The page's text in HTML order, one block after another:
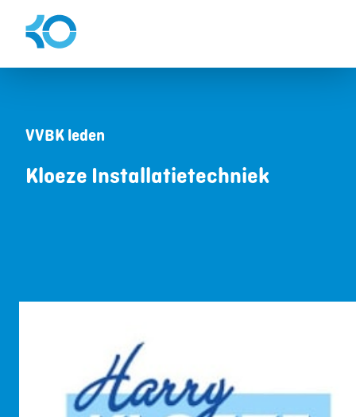
VVBK leden
Kloeze Installatietechniek